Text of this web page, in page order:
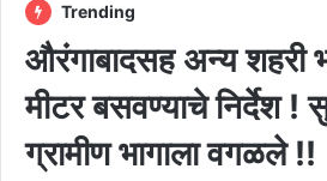
Trending
औरंगाबादसह अन्य शहरी
मीटर बसवण्याचे निर्देश !
ग्रामीण भागाला वगळले !!